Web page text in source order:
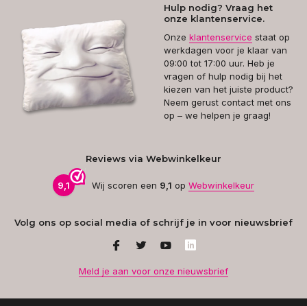
Hulp nodig? Vraag het
onze klantenservice.
Onze klantenservice staat op
werkdagen voor je klaar van
09:00 tot 17:00 uur. Heb je
vragen of hulp nodig bij het
kiezen van het juiste product?
Neem gerust contact met ons
op – we helpen je graag!
Reviews via Webwinkelkeur
9,1 Wij scoren een 9,1 op Webwinkelkeur
Volg ons op social media of schrijf je in voor nieuwsbrief
Meld je aan voor onze nieuwsbrief